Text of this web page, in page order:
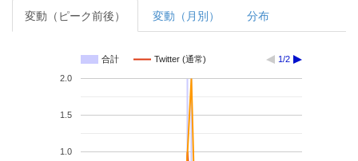
変動（ピーク前後） 変動（月別） 分布
合計 Twitter (通常) 1/2
1.0
1.5
2.0